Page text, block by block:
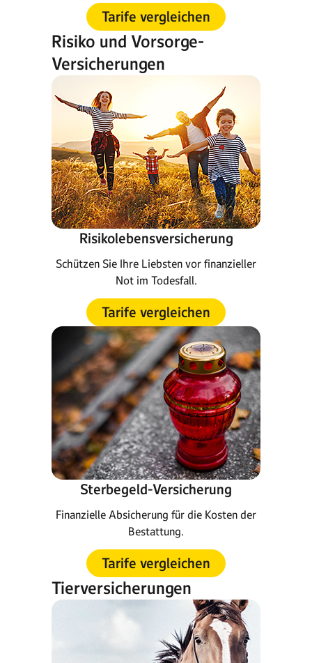
Tarife vergleichen
Risiko und Vorsorge-
Versicherungen
Risikolebensversicherung
Schützen Sie Ihre Liebsten vor finanzieller
Not im Todesfall.
Tarife vergleichen
Sterbegeld-Versicherung
Finanzielle Absicherung für die Kosten der
Bestattung.
Tarife vergleichen
Tierversicherungen